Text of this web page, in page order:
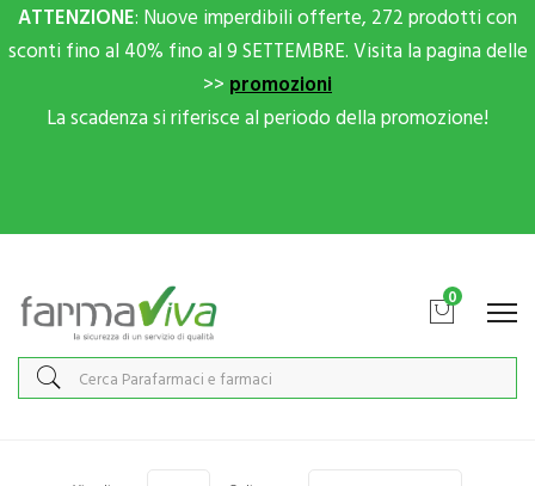
ATTENZIONE: Nuove imperdibili offerte, 272 prodotti con
sconti fino al 40% fino al 9 SETTEMBRE. Visita la pagina delle
>> promozioni
La scadenza si riferisce al periodo della promozione!
0